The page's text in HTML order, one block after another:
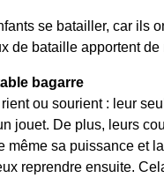
se batailler, car ils
de bataille apportent
bagarre
ou sourient : leur
jouet. De plus, leurs
même sa puissance et
reprendre ensuite.